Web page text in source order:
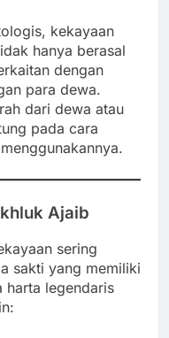
kekayaan
hanya berasal
dengan
para dewa.
dari dewa atau
pada cara
Ajaib
sering
sakti yang memiliki
harta legendaris